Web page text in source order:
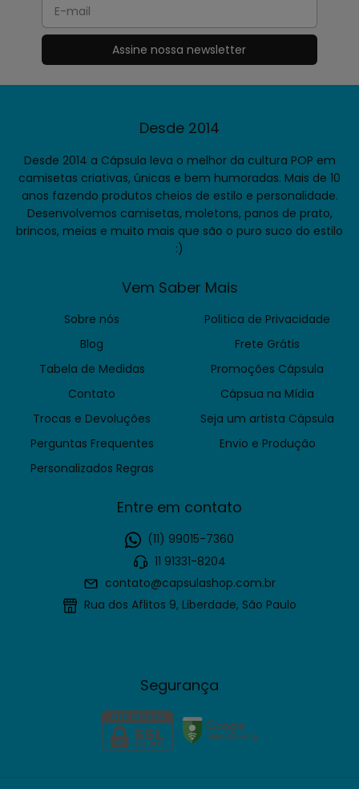
Desde 2014
Desde 2014 a Cápsula leva o melhor da cultura POP em
camisetas criativas, únicas e bem humoradas. Mais de 10
anos fazendo produtos cheios de estilo e personalidade.
Desenvolvemos camisetas, moletons, panos de prato,
brincos, meias e muito mais que são o puro suco do estilo
:)
Vem Saber Mais
Sobre nós
Blog
Tabela de Medidas
Contato
Trocas e Devoluções
Perguntas Frequentes
Personalizados Regras
Politica de Privacidade
Frete Grátis
Promoções Cápsula
Cápsua na Mídia
Seja um artista Cápsula
Envio e Produção
Entre em contato
(11) 99015-7360
11 91331-8204
contato@capsulashop.com.br
Rua dos Aflitos 9, Liberdade, São Paulo
Segurança